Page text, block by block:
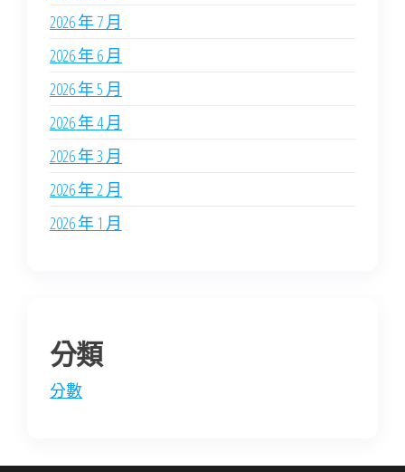
2026 年 7 月
2026 年 6 月
2026 年 5 月
2026 年 4 月
2026 年 3 月
2026 年 2 月
2026 年 1 月
分類
分數